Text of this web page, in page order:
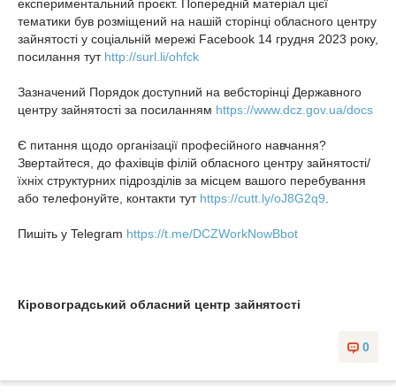
експериментальний проєкт. Попередній матеріал цієї
тематики був розміщений на нашій сторінці обласного центру
зайнятості у соціальній мережі Facebook 14 грудня 2023 року,
посилання тут http://surl.li/ohfck
Зазначений Порядок доступний на вебсторінці Державного
центру зайнятості за посиланням https://www.dcz.gov.ua/docs
Є питання щодо організації професійного навчання?
Звертайтеся, до фахівців філій обласного центру зайнятості/
їхніх структурних підрозділів за місцем вашого перебування
або телефонуйте, контакти тут https://cutt.ly/oJ8G2q9
Пишіть у Telegram https://t.me/DCZWorkNowBbot
Кіровоградський обласний центр зайнятості
0